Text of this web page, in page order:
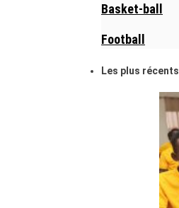
Basket-ball
Football
Les plus récents